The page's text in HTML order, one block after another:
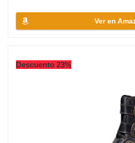
Ver en
Descuento 23%